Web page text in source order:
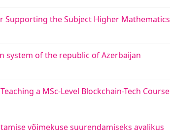
Supporting the Subject Higher Mathematics
system of the republic of Azerbaijan
a MSc-Level Blockchain-Tech Course
võimekuse suurendamiseks avalikus